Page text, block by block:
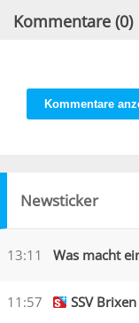
Kommentare (0)
Kommentare
Newsticker
13:11
11:57 SSV